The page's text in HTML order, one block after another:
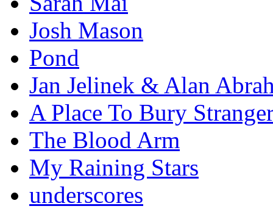
Josh Mason
Pond
Jan Jelinek & Alan
A Place To Bury
The Blood Arm
My Raining Stars
underscores